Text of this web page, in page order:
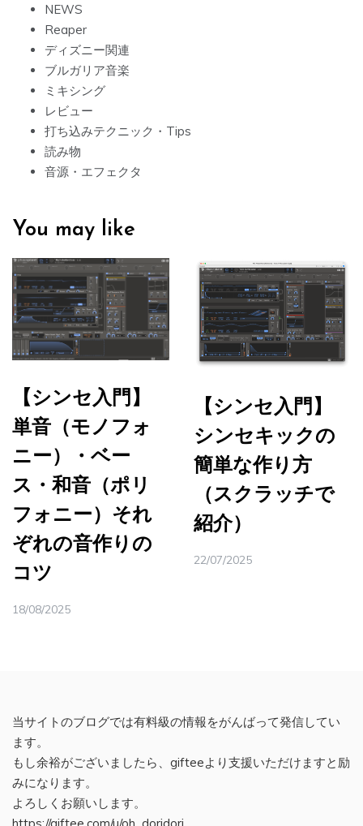
ー
ョ
ン
NEWS
Reaper
ディズニー関連
ブルガリア音楽
ミキシング
レビュー
打ち込みテクニック・Tips
読み物
音源・エフェクタ
You may like
【シンセ入門】
単音（モノフォ
ニー）・ベー
ス・和音（ポリ
フォニー）それ
ぞれの音作りの
コツ
18/08/2025
【シンセ入門】
シンセキックの
簡単な作り方
（スクラッチで
紹介）
22/07/2025
当サイトのブログでは有料級の情報をがんばって発信してい
ます。
もし余裕がございましたら、gifteeより支援いただけますと励
みになります。
よろしくお願いします。
https://giftee.com/u/oh_doridori